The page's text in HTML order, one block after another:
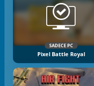
SADECE PC
Pixel Battle Royal